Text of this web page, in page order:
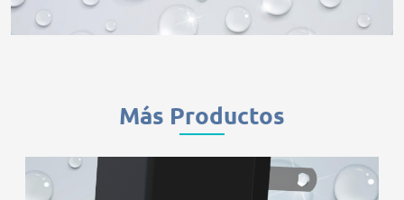
Más Productos